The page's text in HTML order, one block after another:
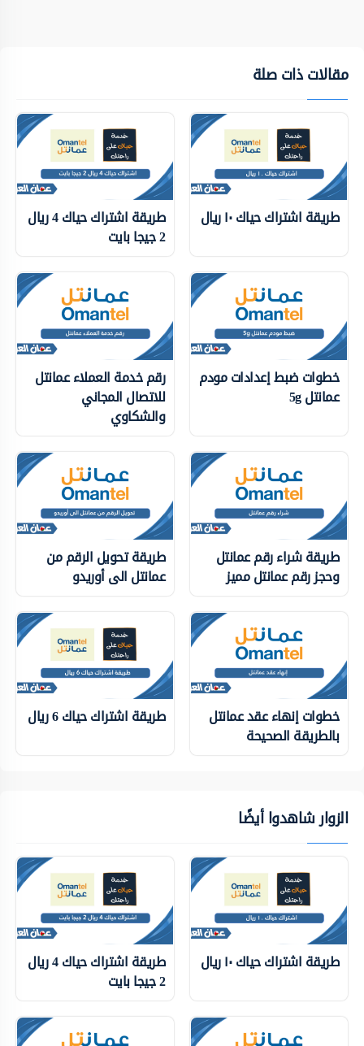
مقالات ذات صلة
طريقة اشتراك حياك ١٠ ريال طريقة اشتراك حياك 4 ريال
2 جيجا بايت
خطوات ضبط إعدادات مودم
عمانتل 5g
رقم خدمة العملاء عمانتل
للاتصال المجاني
والشكاوي
طريقة شراء رقم عمانتل
وحجز رقم عمانتل مميز
طريقة تحويل الرقم من
عمانتل الى أوريدو
خطوات إنهاء عقد عمانتل
بالطريقة الصحيحة
طريقة اشتراك حياك 6 ريال
الزوار شاهدوا أيضًا
طريقة اشتراك حياك ١٠ ريال طريقة اشتراك حياك 4 ريال
2 جيجا بايت